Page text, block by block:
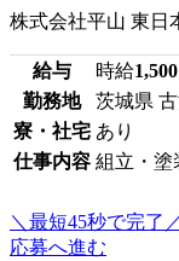
株式会社平山 東日
給与 時給1,500
勤務地
茨城県
寮・社宅 あり
仕事内容 組立・塗
＼最短45秒で完了
応募へ進む